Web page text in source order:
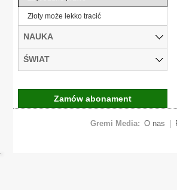
Złoty może lekko tracić
NAUKA
ŚWIAT
Zamów abonament
Gremi Media: O nas